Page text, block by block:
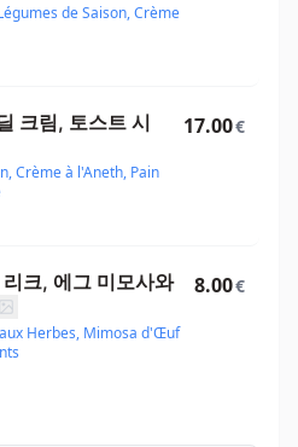
de Saison, Crème
크림, 토스트 시
Crème à l'Aneth, Pain
17.00€
크, 에그 미모사와
Herbes, Mimosa d'Œuf
8.00€